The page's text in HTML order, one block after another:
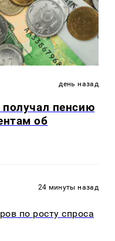
день назад
пенсию
об
24 минуты назад
по росту спроса